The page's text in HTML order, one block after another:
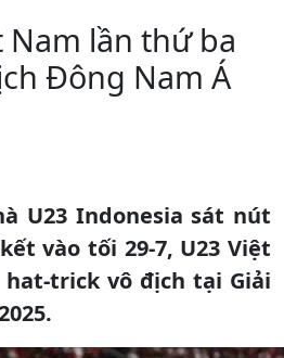
Nam lần thứ ba
Đông Nam Á
U23 Indonesia sát nút
vào tối 29-7, U23 Việt
trick vô địch tại Giải